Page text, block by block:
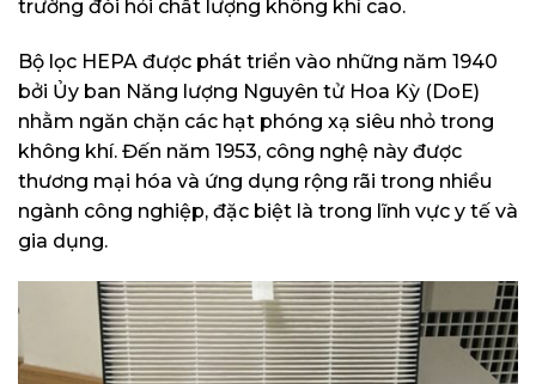
trường đòi hỏi chất lượng không khí cao.
Bộ lọc HEPA được phát triển vào những năm 1940
bởi Ủy ban Năng lượng Nguyên tử Hoa Kỳ (DoE)
nhằm ngăn chặn các hạt phóng xạ siêu nhỏ trong
không khí. Đến năm 1953, công nghệ này được
thương mại hóa và ứng dụng rộng rãi trong nhiều
ngành công nghiệp, đặc biệt là trong lĩnh vực y tế và
gia dụng.